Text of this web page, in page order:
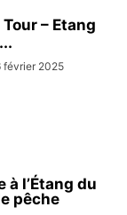
– Etang
février 2025
à l’Étang du
pêche